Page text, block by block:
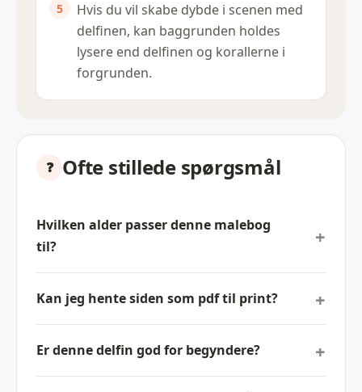
Hvis du vil skabe dybde i scenen med
delfinen, kan baggrunden holdes
lysere end delfinen og korallerne i
forgrunden.
Ofte stillede spørgsmål
Hvilken alder passer denne malebog
til?
Kan jeg hente siden som pdf til print?
Er denne delfin god for begyndere?